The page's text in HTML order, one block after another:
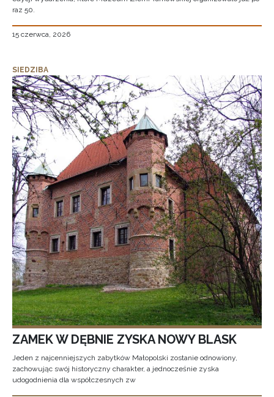
raz 50.
15 czerwca, 2026
SIEDZIBA
ZAMEK W DĘBNIE ZYSKA NOWY BLASK
Jeden z najcenniejszych zabytków Małopolski zostanie odnowiony,
zachowując swój historyczny charakter, a jednocześnie zyska
udogodnienia dla współczesnych zw